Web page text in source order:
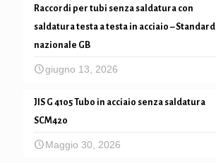
Raccordi per tubi senza saldatura con
saldatura testa a testa in acciaio – Standard
nazionale GB
giugno 13, 2026
JIS G 4105 Tubo in acciaio senza saldatura
SCM420
Maggio 30, 2026